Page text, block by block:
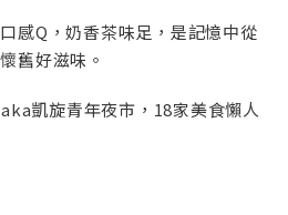
感Q，奶香茶味足，是記憶中從
舊好滋味。